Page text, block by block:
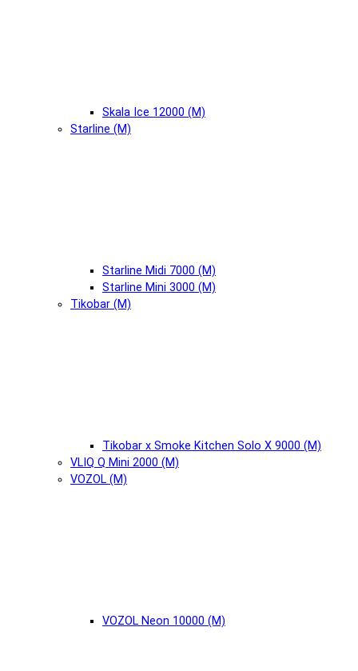
Skala Ice 12000 (М)
Starline (М)
Starline Midi 7000 (М)
Starline Mini 3000 (М)
Tikobar (М)
Tikobar x Smoke Kitchen Solo X 9000 (М)
VLIQ Q Mini 2000 (М)
VOZOL (М)
VOZOL Neon 10000 (М)